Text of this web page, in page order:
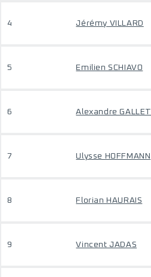
4 Jérémy VILLARD
5 Emilien SCHIAVO
6 Alexandre GALLET
7 Ulysse HOFFMANN
8 Florian HAURAIS
9 Vincent JADAS